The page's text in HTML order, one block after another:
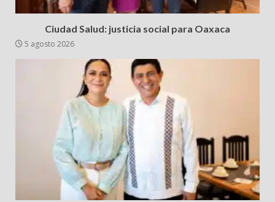
Ciudad Salud: justicia social para Oaxaca
5 agosto 2026